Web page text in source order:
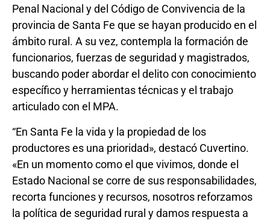
Penal Nacional y del Código de Convivencia de la
provincia de Santa Fe que se hayan producido en el
ámbito rural. A su vez, contempla la formación de
funcionarios, fuerzas de seguridad y magistrados,
buscando poder abordar el delito con conocimiento
específico y herramientas técnicas y el trabajo
articulado con el MPA.
“En Santa Fe la vida y la propiedad de los
productores es una prioridad», destacó Cuvertino.
«En un momento como el que vivimos, donde el
Estado Nacional se corre de sus responsabilidades,
recorta funciones y recursos, nosotros reforzamos
la política de seguridad rural y damos respuesta a